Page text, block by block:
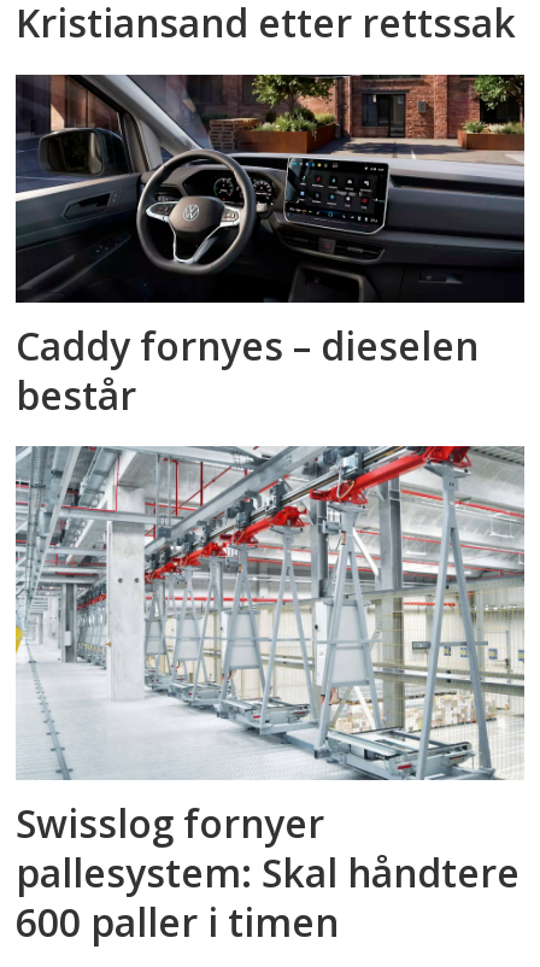
Kristiansand etter rettssak
Caddy fornyes – dieselen
består
Swisslog fornyer
pallesystem: Skal håndtere
600 paller i timen